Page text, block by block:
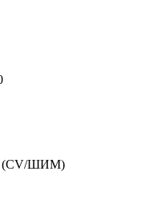
(CV/ШИМ)